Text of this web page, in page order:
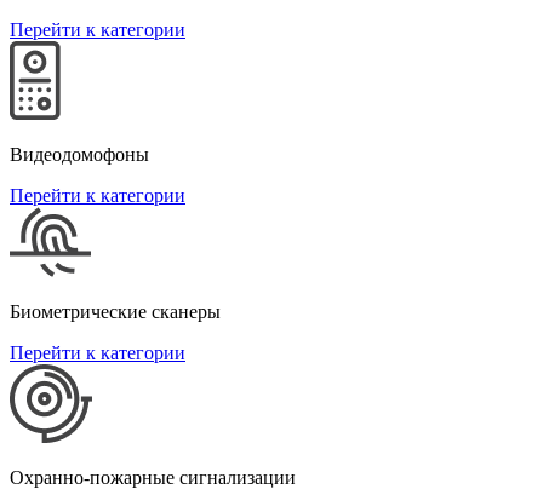
Перейти к категории
Видеодомофоны
Перейти к категории
Биометрические сканеры
Перейти к категории
Охранно-пожарные сигнализации